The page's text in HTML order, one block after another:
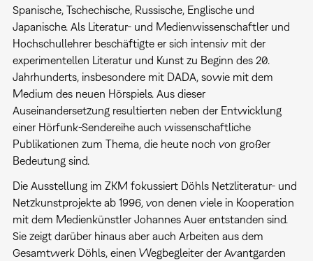
Spanische, Tschechische, Russische, Englische und
Japanische. Als Literatur- und Medienwissenschaftler und
Hochschullehrer beschäftigte er sich intensiv mit der
experimentellen Literatur und Kunst zu Beginn des 20.
Jahrhunderts, insbesondere mit DADA, sowie mit dem
Medium des neuen Hörspiels. Aus dieser
Auseinandersetzung resultierten neben der Entwicklung
einer Hörfunk-Sendereihe auch wissenschaftliche
Publikationen zum Thema, die heute noch von großer
Bedeutung sind.
Die Ausstellung im ZKM fokussiert Döhls Netzliteratur- und
Netzkunstprojekte ab 1996, von denen viele in Kooperation
mit dem Medienkünstler Johannes Auer entstanden sind.
Sie zeigt darüber hinaus aber auch Arbeiten aus dem
Gesamtwerk Döhls, einen Wegbegleiter der Avantgarden